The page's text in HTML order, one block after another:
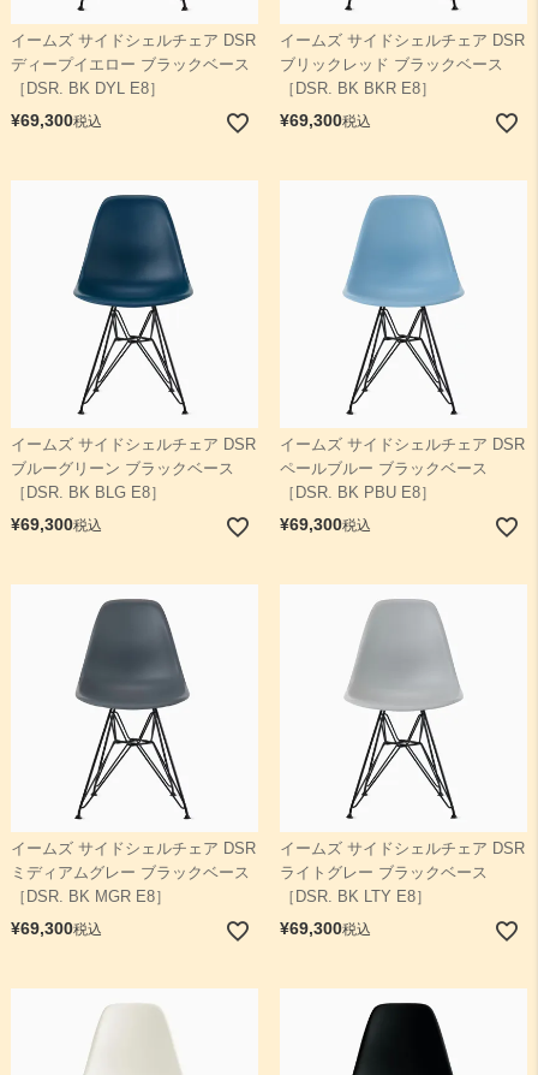
イームズ サイドシェルチェア DSR
ディープイエロー ブラックベース
［DSR. BK DYL E8］
¥69,300税込
イームズ サイドシェルチェア DSR
ブリックレッド ブラックベース
［DSR. BK BKR E8］
¥69,300税込
イームズ サイドシェルチェア DSR
ブルーグリーン ブラックベース
［DSR. BK BLG E8］
¥69,300税込
イームズ サイドシェルチェア DSR
ペールブルー ブラックベース
［DSR. BK PBU E8］
¥69,300税込
イームズ サイドシェルチェア DSR
ミディアムグレー ブラックベース
［DSR. BK MGR E8］
¥69,300税込
イームズ サイドシェルチェア DSR
ライトグレー ブラックベース
［DSR. BK LTY E8］
¥69,300税込